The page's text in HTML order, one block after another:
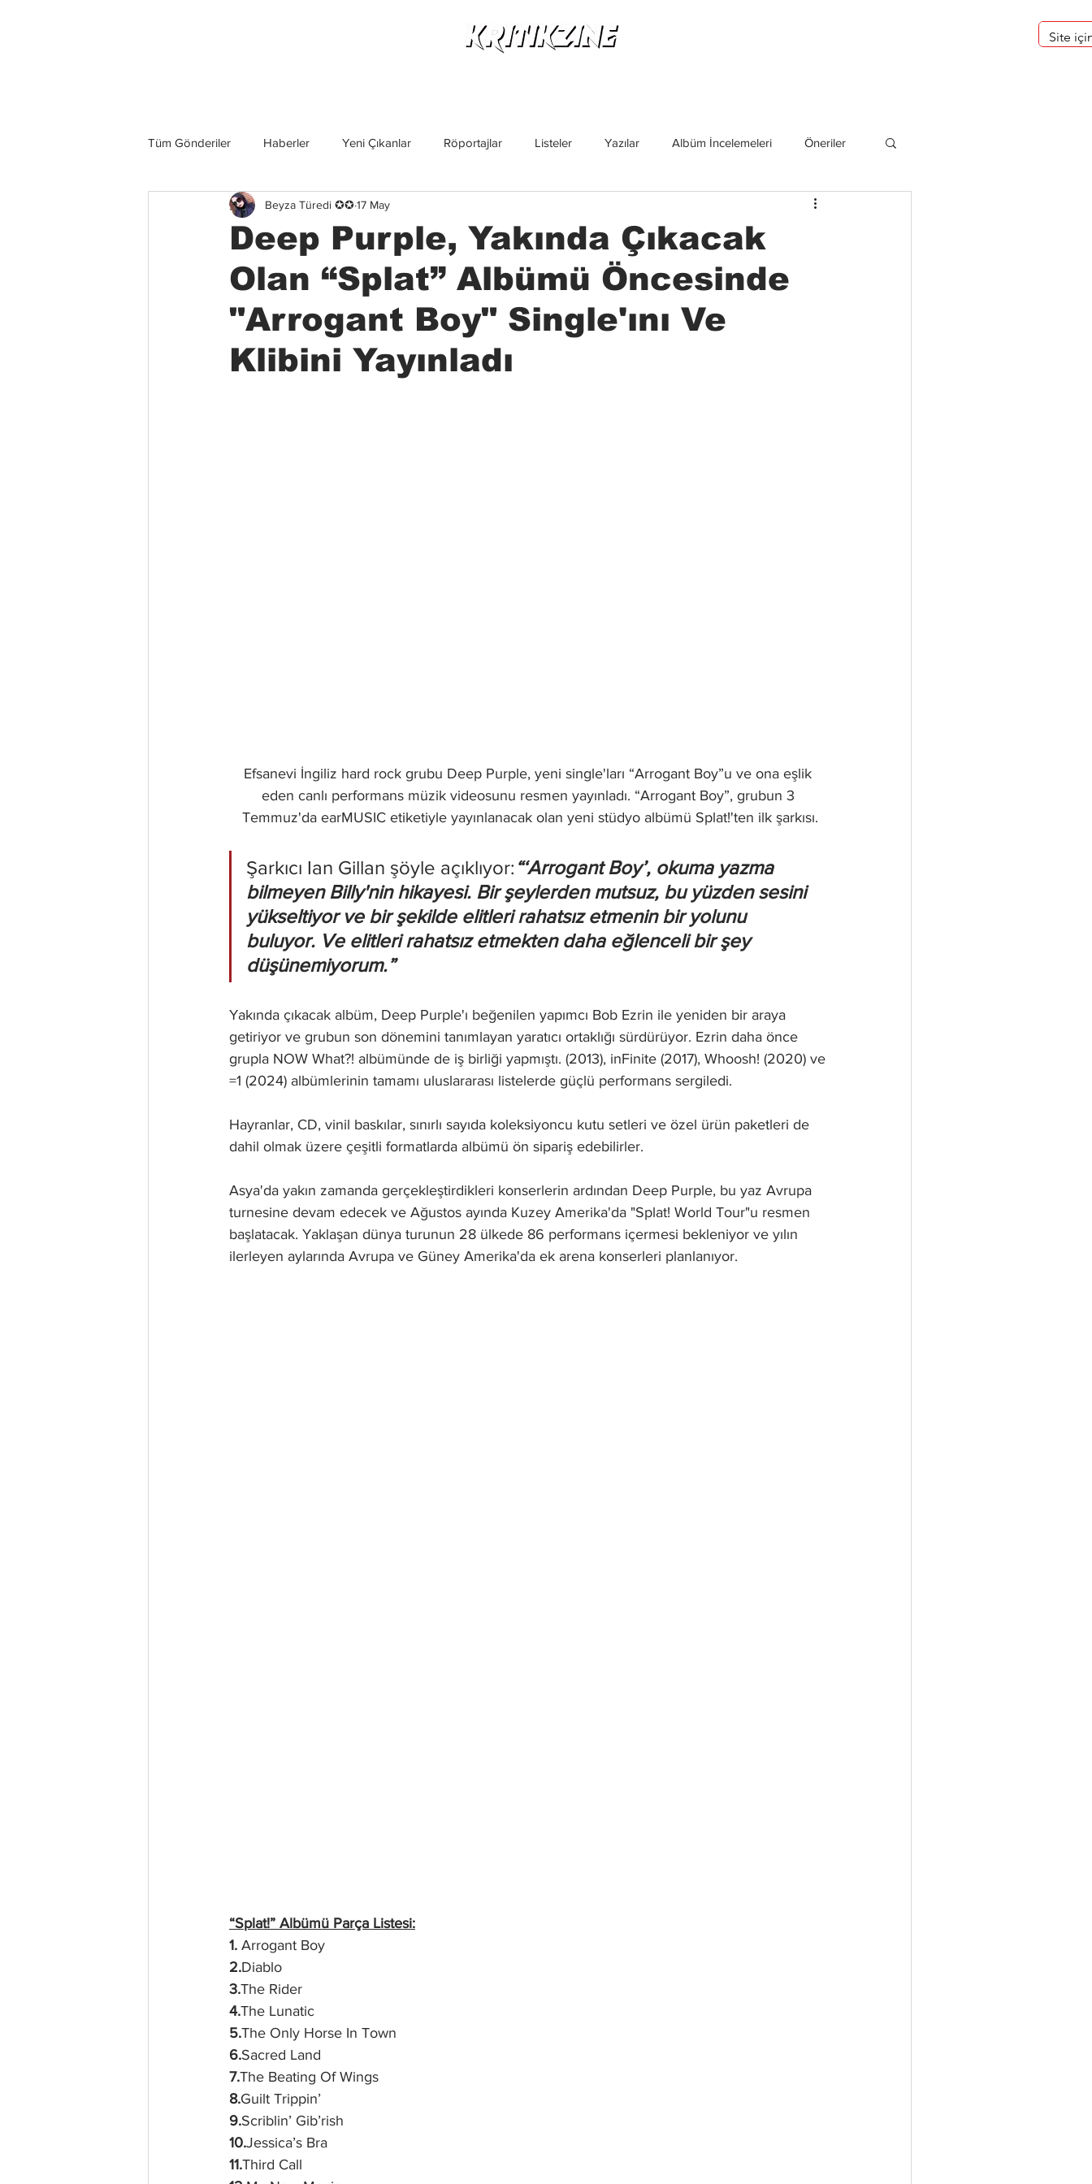
Tüm Gönderiler Haberler Yeni Çıkanlar Röportajlar Listeler Yazılar Albüm İncelemeleri Öneriler
Grup İncelemeleri Konserler İncelemeler
Deep Purple, Yakında Çıkacak
Olan “Splat” Albümü Öncesinde
"Arrogant Boy" Single'ını Ve
Klibini Yayınladı
Beyza Türedi ✪✪ 17 May
Efsanevi İngiliz hard rock grubu Deep Purple, yeni single'ları “Arrogant Boy”u ve ona eşlik
eden canlı performans müzik videosunu resmen yayınladı. “Arrogant Boy”, grubun 3
Temmuz'da earMUSIC etiketiyle yayınlanacak olan yeni stüdyo albümü Splat!'ten ilk şarkısı.
Şarkıcı Ian Gillan şöyle açıklıyor: “‘Arrogant Boy’, okuma yazma
bilmeyen Billy'nin hikayesi. Bir şeylerden mutsuz, bu yüzden sesini
yükseltiyor ve bir şekilde elitleri rahatsız etmenin bir yolunu
buluyor. Ve elitleri rahatsız etmekten daha eğlenceli bir şey
düşünemiyorum.”
Yakında çıkacak albüm, Deep Purple'ı beğenilen yapımcı Bob Ezrin ile yeniden bir araya
getiriyor ve grubun son dönemini tanımlayan yaratıcı ortaklığı sürdürüyor. Ezrin daha önce
grupla NOW What?! albümünde de iş birliği yapmıştı. (2013), inFinite (2017), Whoosh! (2020) ve
=1 (2024) albümlerinin tamamı uluslararası listelerde güçlü performans sergiledi.
Hayranlar, CD, vinil baskılar, sınırlı sayıda koleksiyoncu kutu setleri ve özel ürün paketleri de
dahil olmak üzere çeşitli formatlarda albümü ön sipariş edebilirler.
Asya'da yakın zamanda gerçekleştirdikleri konserlerin ardından Deep Purple, bu yaz Avrupa
turnesine devam edecek ve Ağustos ayında Kuzey Amerika'da "Splat! World Tour"u resmen
başlatacak. Yaklaşan dünya turunun 28 ülkede 86 performans içermesi bekleniyor ve yılın
ilerleyen aylarında Avrupa ve Güney Amerika'da ek arena konserleri planlanıyor.
“Splat!” Albümü Parça Listesi:
1. Arrogant Boy
2.Diablo
3.The Rider
4.The Lunatic
5.The Only Horse In Town
6.Sacred Land
7.The Beating Of Wings
8.Guilt Trippin’
9.Scriblin’ Gib’rish
10.Jessica’s Bra
11.Third Call